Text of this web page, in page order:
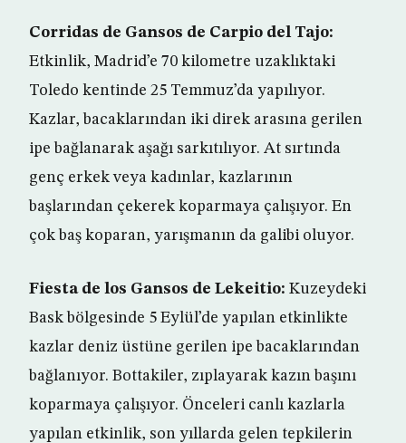
Corridas de Gansos de Carpio del Tajo:
Etkinlik, Madrid’e 70 kilometre uzaklıktaki
Toledo kentinde 25 Temmuz’da yapılıyor.
Kazlar, bacaklarından iki direk arasına gerilen
ipe bağlanarak aşağı sarkıtılıyor. At sırtında
genç erkek veya kadınlar, kazlarının
başlarından çekerek koparmaya çalışıyor. En
çok baş koparan, yarışmanın da galibi oluyor.
Fiesta de los Gansos de Lekeitio: Kuzeydeki
Bask bölgesinde 5 Eylül’de yapılan etkinlikte
kazlar deniz üstüne gerilen ipe bacaklarından
bağlanıyor. Bottakiler, zıplayarak kazın başını
koparmaya çalışıyor. Önceleri canlı kazlarla
yapılan etkinlik, son yıllarda gelen tepkilerin